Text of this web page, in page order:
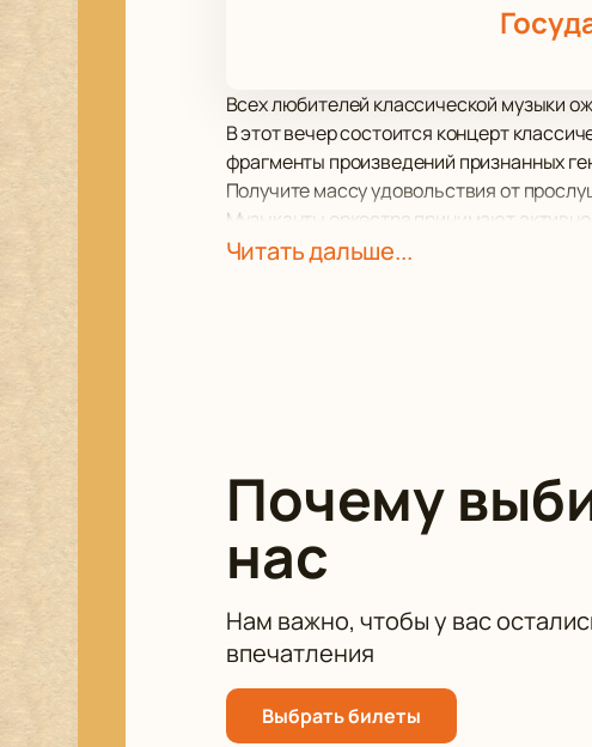
Всех любителей классической музыки
В этот вечер состоится концерт
фрагменты произведений признанных
Получите массу удовольствия от
Музыканты оркестра принимают
Все они неоднократно становились
Читать дальше...
Почему
нас
Нам важно, чтобы у вас
впечатления
Выбрать билеты